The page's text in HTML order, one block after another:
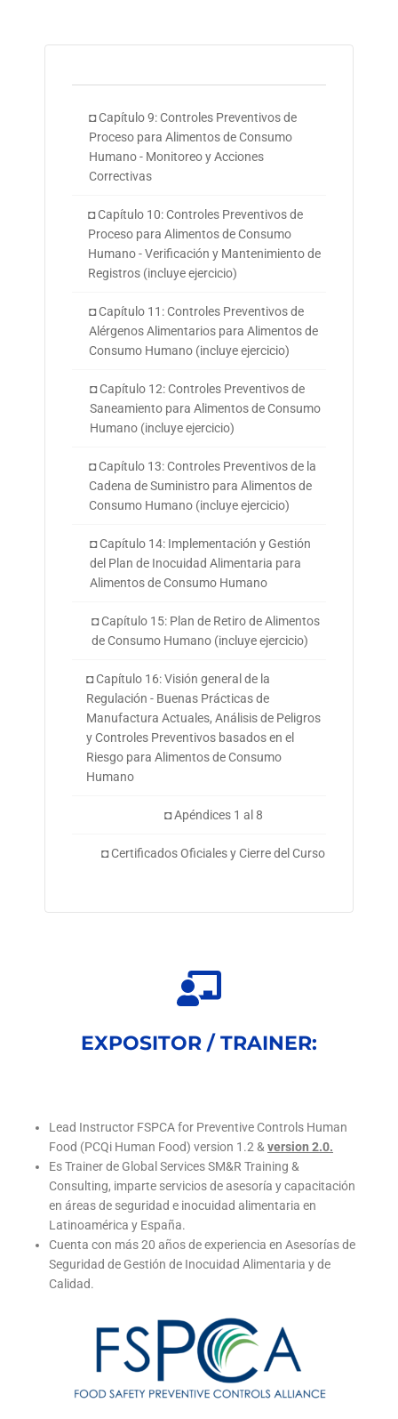
◘ Capítulo 9: Controles Preventivos de
Proceso para Alimentos de Consumo
Humano - Monitoreo y Acciones
Correctivas
◘ Capítulo 10: Controles Preventivos de
Proceso para Alimentos de Consumo
Humano - Verificación y Mantenimiento de
Registros (incluye ejercicio)
◘ Capítulo 11: Controles Preventivos de
Alérgenos Alimentarios para Alimentos de
Consumo Humano (incluye ejercicio)
◘ Capítulo 12: Controles Preventivos de
Saneamiento para Alimentos de Consumo
Humano (incluye ejercicio)
◘ Capítulo 13: Controles Preventivos de la
Cadena de Suministro para Alimentos de
Consumo Humano (incluye ejercicio)
◘ Capítulo 14: Implementación y Gestión
del Plan de Inocuidad Alimentaria para
Alimentos de Consumo Humano
◘ Capítulo 15: Plan de Retiro de Alimentos
de Consumo Humano (incluye ejercicio)
◘ Capítulo 16: Visión general de la
Regulación - Buenas Prácticas de
Manufactura Actuales, Análisis de Peligros
y Controles Preventivos basados en el
Riesgo para Alimentos de Consumo
Humano
◘ Apéndices 1 al 8
◘ Certificados Oficiales y Cierre del Curso
EXPOSITOR / TRAINER:
Lead Instructor FSPCA for Preventive Controls Human
Food (PCQi Human Food) version 1.2 & version 2.0.
Es Trainer de Global Services SM&R Training &
Consulting, imparte servicios de asesoría y capacitación
en áreas de seguridad e inocuidad alimentaria en
Latinoamérica y España.
Cuenta con más 20 años de experiencia en Asesorías de
Seguridad de Gestión de Inocuidad Alimentaria y de
Calidad.